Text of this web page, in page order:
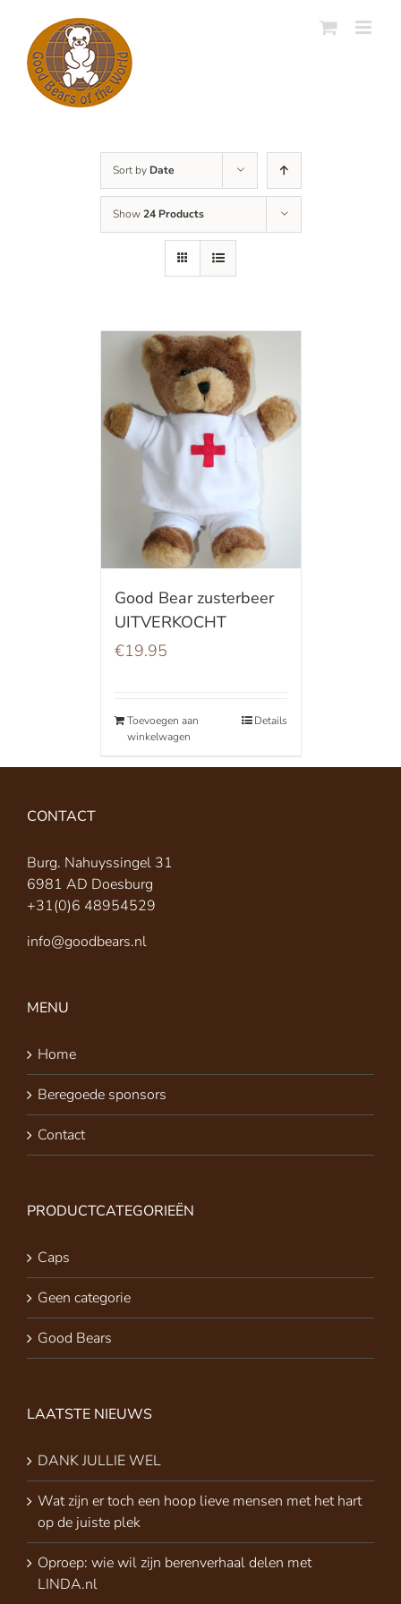
content
Sort by Date
Show24 Products
Good Bear zusterbeer
UITVERKOCHT
€19.95
Toevoegen aan
winkelwagen
Details
CONTACT
Burg. Nahuyssingel 31
6981 AD Doesburg
+31(0)6 48954529
info@goodbears.nl
MENU
Home
Beregoede sponsors
Contact
PRODUCTCATEGORIEËN
Caps
Geen categorie
Good Bears
LAATSTE NIEUWS
DANK JULLIE WEL
Wat zijn er toch een hoop lieve mensen met het hart
op de juiste plek
Oproep: wie wil zijn berenverhaal delen met
LINDA.nl